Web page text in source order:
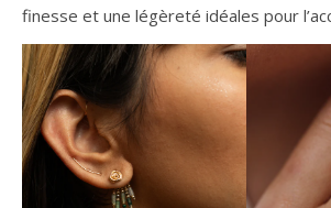
finesse et une légèreté idéales pour